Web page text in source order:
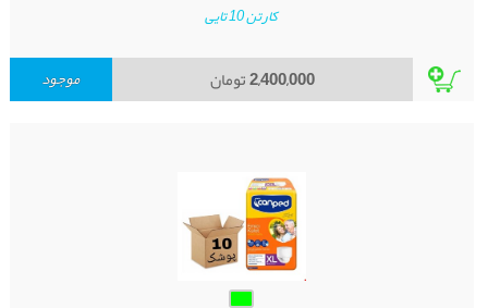
کارتن 10 تایی
2,400,000تومان موجود